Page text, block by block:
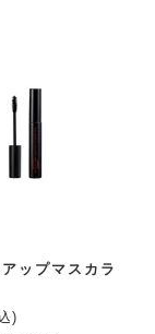
ップマスカラ
)